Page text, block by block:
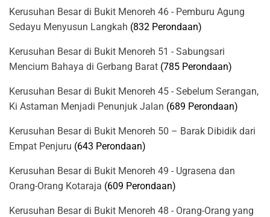
Kerusuhan Besar di Bukit Menoreh 46 - Pemburu Agung
Sedayu Menyusun Langkah (832 Perondaan)
Kerusuhan Besar di Bukit Menoreh 51 - Sabungsari
Mencium Bahaya di Gerbang Barat (785 Perondaan)
Kerusuhan Besar di Bukit Menoreh 45 - Sebelum Serangan,
Ki Astaman Menjadi Penunjuk Jalan (689 Perondaan)
Kerusuhan Besar di Bukit Menoreh 50 – Barak Dibidik dari
Empat Penjuru (643 Perondaan)
Kerusuhan Besar di Bukit Menoreh 49 - Ugrasena dan
Orang-Orang Kotaraja (609 Perondaan)
Kerusuhan Besar di Bukit Menoreh 48 - Orang-Orang yang